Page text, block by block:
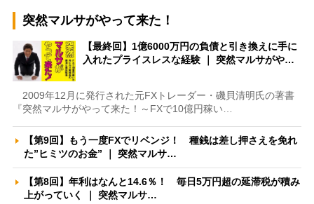
突然マルサがやって来た！
【最終回】1億6000万円の負債と引き換えに手に
入れたプライスレスな経験 ｜ 突然マルサがや…
2009年12月に発行された元FXトレーダー・磯貝清明氏の著書
『突然マルサがやって来た！～FXで10億円稼い…
【第9回】もう一度FXでリベンジ！ 種銭は差し押さえを免れ
た”ヒミツのお金” ｜ 突然マルサ…
【第8回】年利はなんと14.6％！ 毎日5万円超の延滞税が積み
上がっていく ｜ 突然マルサ…